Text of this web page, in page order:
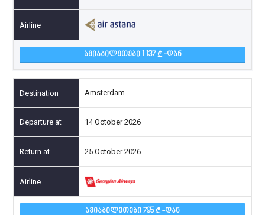
ᲐᲕᲘᲐᲑᲘᲚᲔᲗᲔᲑᲘ 1 137 -ᲓᲐᲜ
Amsterdam
14 October 2026
25 October 2026
ᲐᲕᲘᲐᲑᲘᲚᲔᲗᲔᲑᲘ 795 -ᲓᲐᲜ